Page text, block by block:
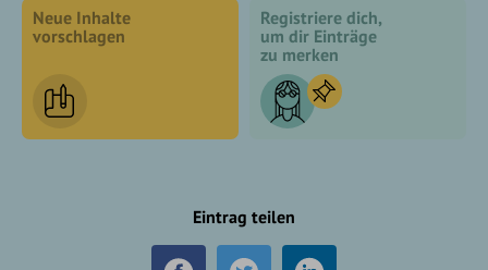
Neue Inhalte
vorschlagen
Registriere dich,
um dir Einträge
zu merken
Eintrag teilen